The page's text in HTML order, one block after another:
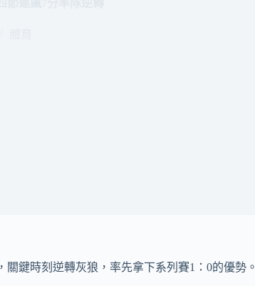
鍵時刻逆轉灰狼，率先拿下系列賽1：0的優勢。